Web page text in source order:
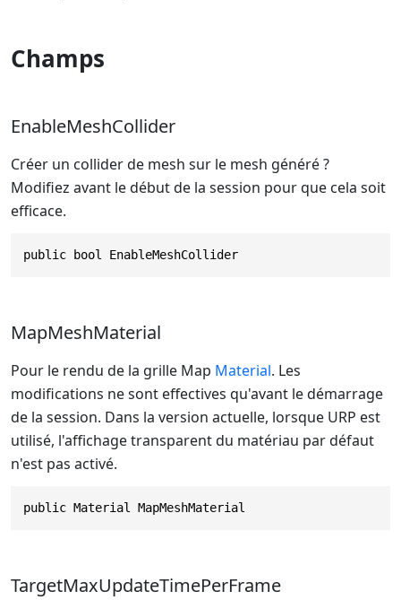
Champs
EnableMeshCollider
Créer un collider de mesh sur le mesh généré ?
Modifiez avant le début de la session pour que cela soit
efficace.
public bool EnableMeshCollider
MapMeshMaterial
Pour le rendu de la grille Map Material. Les
modifications ne sont effectives qu'avant le démarrage
de la session. Dans la version actuelle, lorsque URP est
utilisé, l'affichage transparent du matériau par défaut
n'est pas activé.
public Material MapMeshMaterial
TargetMaxUpdateTimePerFrame